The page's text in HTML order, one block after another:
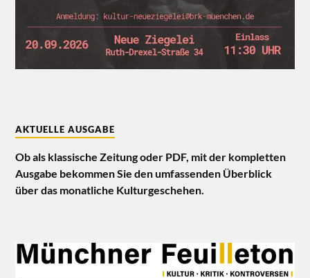
AKTUELLE AUSGABE
Ob als klassische Zeitung oder PDF, mit der kompletten
Ausgabe bekommen Sie den umfassenden Überblick
über das monatliche Kulturgeschehen.